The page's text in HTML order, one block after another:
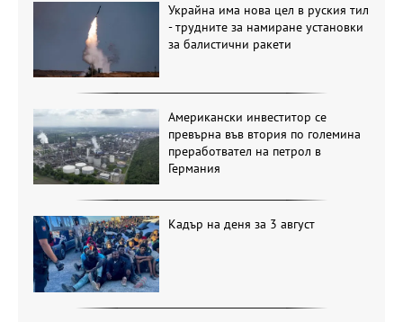
Украйна има нова цел в руския тил
- трудните за намиране установки
за балистични ракети
Американски инвеститор се
превърна във втория по големина
преработвател на петрол в
Германия
Кадър на деня за 3 август